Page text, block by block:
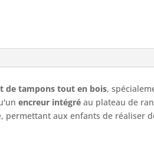
de tampons tout en bois,
encreur intégré au plateau de
aux enfants de réaliser